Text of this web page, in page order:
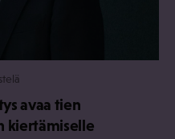
avaa tien
kiertämiselle